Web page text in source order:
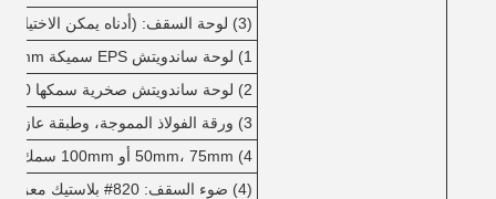
(3) لوحة السقف: (أدناه يمكن الاختيار)
1) لوحة ساندويتش EPS سميكة 50mm، 75mm أو 100mm
2) لوحة ساندويتش صخرية سمكها 50 ملم أو 75 ملم أو 100 ملم
3) ورقة الفولاذ المموجة، وطبقة عازلة إذا لزم الأمر.
4) 50mm، 75mm أو 100mm سمك الصوف الزجاجي الألياف أو لوحة ساندويتش PU
(4) ضوء السقف: 820# بلاستيك معزز بالألياف الزجاجية (FRP)